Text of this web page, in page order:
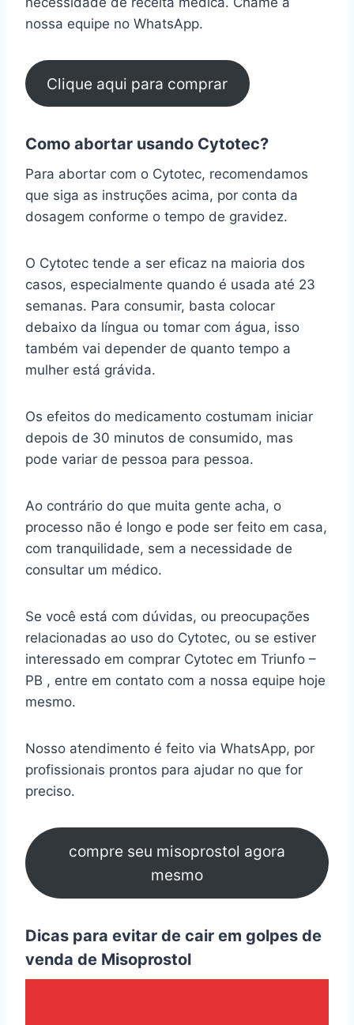
nossa equipe no WhatsApp.
Clique aqui para comprar
Como abortar usando Cytotec?
Para abortar com o Cytotec, recomendamos
que siga as instruções acima, por conta da
dosagem conforme o tempo de gravidez.
O Cytotec tende a ser eficaz na maioria dos
casos, especialmente quando é usada até 23
semanas. Para consumir, basta colocar
debaixo da língua ou tomar com água, isso
também vai depender de quanto tempo a
mulher está grávida.
Os efeitos do medicamento costumam iniciar
depois de 30 minutos de consumido, mas
pode variar de pessoa para pessoa.
Ao contrário do que muita gente acha, o
processo não é longo e pode ser feito em casa,
com tranquilidade, sem a necessidade de
consultar um médico.
Se você está com dúvidas, ou preocupações
relacionadas ao uso do Cytotec, ou se estiver
interessado em comprar Cytotec em Triunfo –
PB , entre em contato com a nossa equipe hoje
mesmo.
Nosso atendimento é feito via WhatsApp, por
profissionais prontos para ajudar no que for
preciso.
compre seu misoprostol agora
mesmo
Dicas para evitar de cair em golpes de
venda de Misoprostol